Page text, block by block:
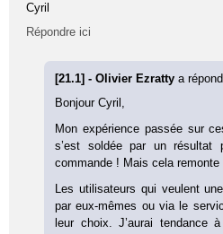
Cyril
Répondre ici
[21.1] - Olivier Ezrattya
Bonjour Cyril,
Mon expérience passée sur
s’est soldée par un résultat
commande ! Mais cela
Les utilisateurs qui veulent
par eux-mêmes ou via le
leur choix. J’aurai tendance